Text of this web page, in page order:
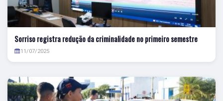
Sorriso registra redução da criminalidade no primeiro semestre
11/07/2025